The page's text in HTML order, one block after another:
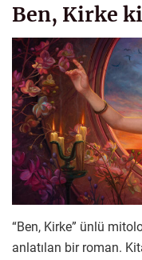
Ben, Kirke
“Ben, Kirke” ünlü
anlatılan bir roman.